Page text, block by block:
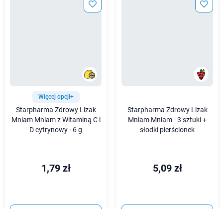
Więcej opcji+
Starpharma Zdrowy Lizak
Mniam Mniam z Witaminą C i
D cytrynowy - 6 g
1,79 zł
Starpharma Zdrowy Lizak
Mniam Mniam - 3 sztuki +
słodki pierścionek
5,09 zł